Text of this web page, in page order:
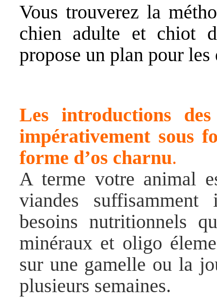
Vous trouverez la
chien adulte et chiot
propose un plan pour
Les introductions
impérativement sous
forme d’os charnu.
A terme votre animal
viandes
besoins nutritionnels
minéraux et oligo
sur une gamelle ou la
plusieurs semaines.